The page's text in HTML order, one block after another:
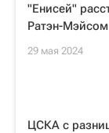
"Енисей"
Ратэн-Мэйсом
29 мая 2024
ЦСКА с